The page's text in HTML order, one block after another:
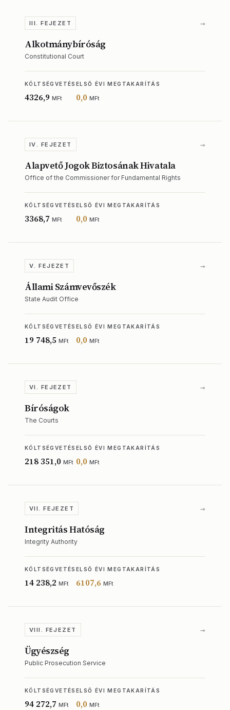
III. FEJEZET →
Alkotmánybíróság
Constitutional Court
KÖLTSÉGVETÉS
4326,9 MFt
ELSŐ ÉVI MEGTAKARÍTÁS
0,0 MFt
IV. FEJEZET →
Alapvető Jogok Biztosának Hivatala
Office of the Commissioner for Fundamental Rights
KÖLTSÉGVETÉS
3368,7 MFt
ELSŐ ÉVI MEGTAKARÍTÁS
0,0 MFt
V. FEJEZET →
Állami Számvevőszék
State Audit Office
KÖLTSÉGVETÉS
19 748,5 MFt
ELSŐ ÉVI MEGTAKARÍTÁS
0,0 MFt
VI. FEJEZET →
Bíróságok
The Courts
KÖLTSÉGVETÉS
218 351,0 MFt
ELSŐ ÉVI MEGTAKARÍTÁS
0,0 MFt
VII. FEJEZET →
Integritás Hatóság
Integrity Authority
KÖLTSÉGVETÉS
14 238,2 MFt
ELSŐ ÉVI MEGTAKARÍTÁS
6107,6 MFt
VIII. FEJEZET →
Ügyészség
Public Prosecution Service
KÖLTSÉGVETÉS
94 272,7 MFt
ELSŐ ÉVI MEGTAKARÍTÁS
0,0 MFt